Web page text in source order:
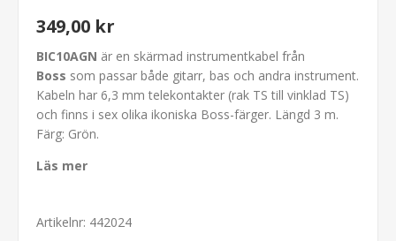
349,00 kr
BIC10AGN är en skärmad instrumentkabel från
Boss som passar både gitarr, bas och andra instrument.
Kabeln har 6,3 mm telekontakter (rak TS till vinklad TS)
och finns i sex olika ikoniska Boss-färger. Längd 3 m.
Färg: Grön.
Läs mer
Artikelnr: 442024